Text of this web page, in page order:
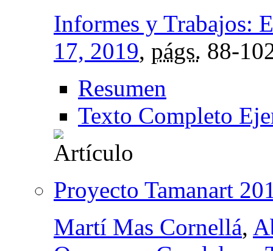
Informes y Trabajos:
17, 2019, págs. 88-
Resumen
Texto Completo
Proyecto Tamanart
Martí Mas Cornellá,